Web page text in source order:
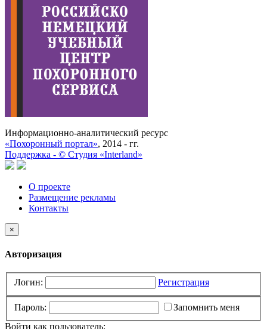
Информационно-аналитический ресурс
«Похоронный портал», 2014 - гг.
Поддержка - © Cтудия «Interland»
О проекте
Размещение рекламы
Контакты
×
Авторизация
Логин: Регистрация
Пароль:
Запомнить меня
Войти как пользователь: